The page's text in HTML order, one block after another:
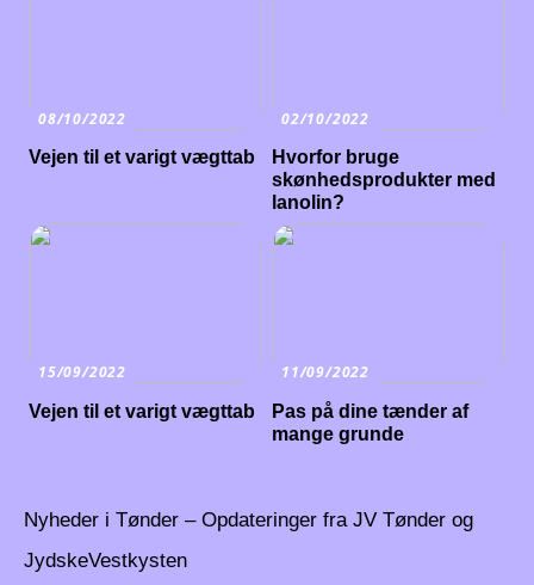
08/10/2022
Vejen til et varigt vægttab
02/10/2022
Hvorfor bruge
skønhedsprodukter med
lanolin?
15/09/2022
Vejen til et varigt vægttab
11/09/2022
Pas på dine tænder af
mange grunde
Nyheder i Tønder – Opdateringer fra JV Tønder og
JydskeVestkysten